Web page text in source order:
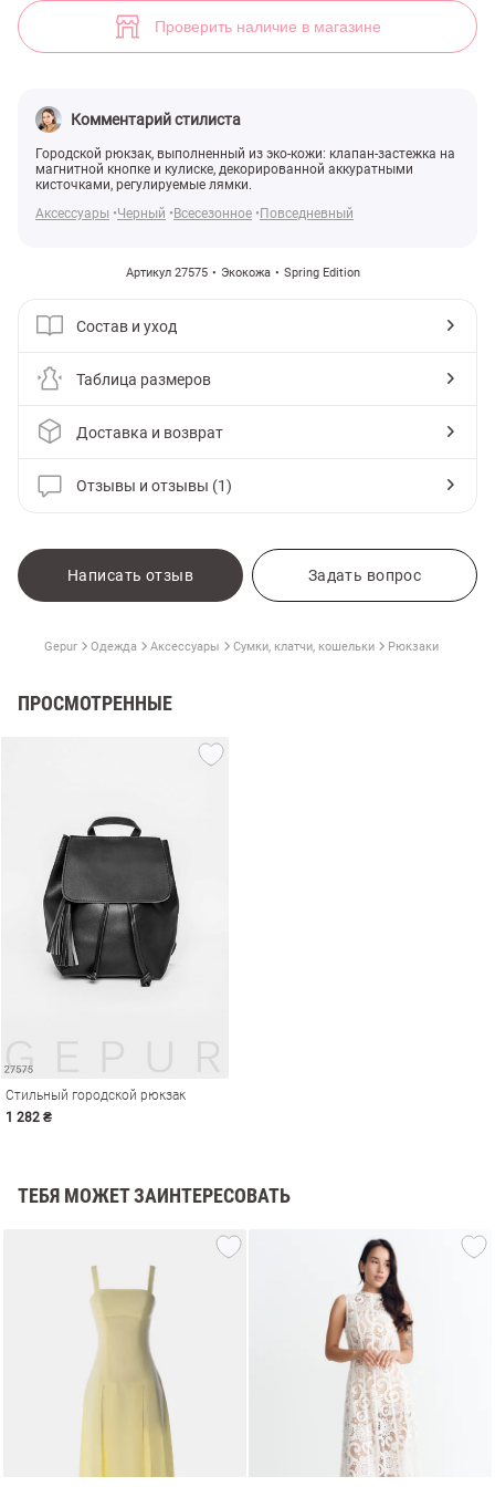
Проверить наличие в магазине
Комментарий стилиста
Городской рюкзак, выполненный из эко-кожи: клапан-застежка на
магнитной кнопке и кулиске, декорированной аккуратными
кисточками, регулируемые лямки.
Аксессуары Черный Всесезонное Повседневный
Артикул 27575 Экокожа Spring Edition
Состав и уход
Таблица размеров
Доставка и возврат
Отзывы и отзывы (1)
Написать отзыв Задать вопрос
Gepur Одежда Аксессуары Сумки, клатчи, кошельки Рюкзаки
ПРОСМОТРЕННЫЕ
Стильный городской рюкзак
1 282 ₴
ТЕБЯ МОЖЕТ ЗАИНТЕРЕСОВАТЬ
Стильный городской рюкзак (арт. 27575) ♡ интернет-магазин